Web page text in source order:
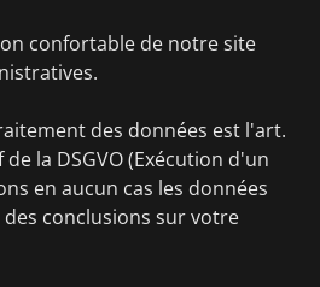
confortable de notre site
des données est l'art.
de la DSGVO (Exécution d'un
en aucun cas les données
conclusions sur votre